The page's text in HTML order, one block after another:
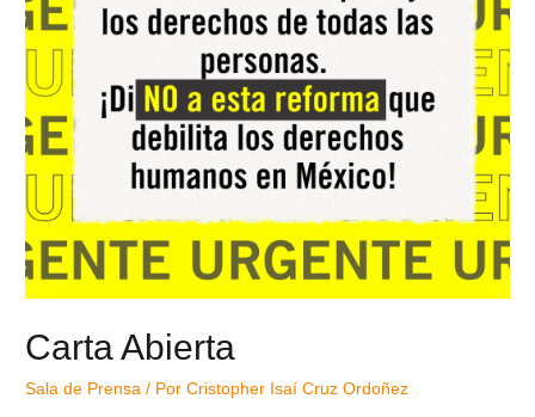
Carta Abierta
Sala de Prensa / PorCristopher Isaí Cruz Ordoñez